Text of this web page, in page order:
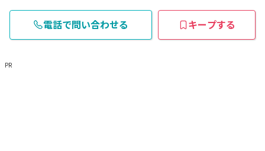
電話で問い合わせる キープする
PR